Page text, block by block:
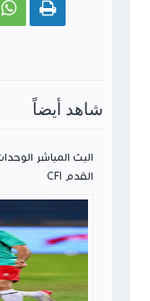
 
شاهد أيضاً
البث المباشر
القدم CFI